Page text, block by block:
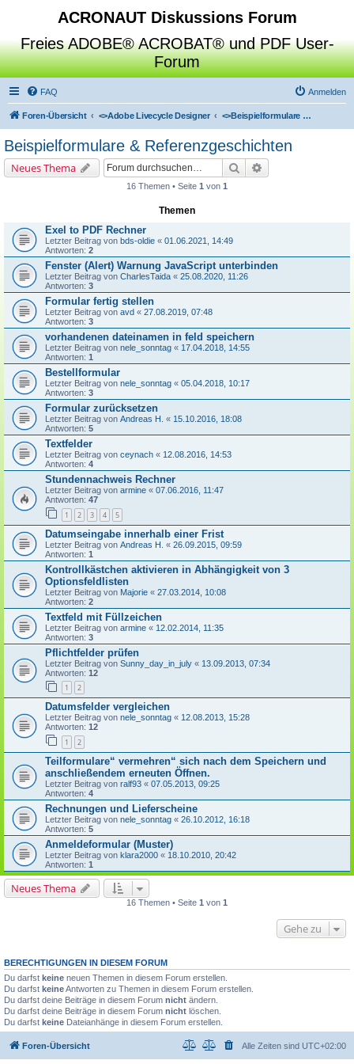
ACRONAUT Diskussions Forum
Freies ADOBE® ACROBAT® und PDF User-
Forum
FAQ Anmelden
Foren-Übersicht <>Adobe Livecycle Designer <>Beispielformulare & Referenzgeschichten
Beispielformulare & Referenzgeschichten
Neues Thema Suche
16 Themen • Seite 1 von 1
Themen
Exel to PDF Rechner
Letzter Beitrag von bds-oldie « 01.06.2021, 14:49
Antworten: 2
Fenster (Alert) Warnung JavaScript unterbinden
Letzter Beitrag von CharlesTaida « 25.08.2020, 11:26
Antworten: 3
Formular fertig stellen
Letzter Beitrag von avd « 27.08.2019, 07:48
Antworten: 3
vorhandenen dateinamen in feld speichern
Letzter Beitrag von nele_sonntag « 17.04.2018, 14:55
Antworten: 1
Bestellformular
Letzter Beitrag von nele_sonntag « 05.04.2018, 10:17
Antworten: 3
Formular zurücksetzen
Letzter Beitrag von Andreas H. « 15.10.2016, 18:08
Antworten: 5
Textfelder
Letzter Beitrag von ceynach « 12.08.2016, 14:53
Antworten: 4
Stundennachweis Rechner
Letzter Beitrag von armine « 07.06.2016, 11:47
Antworten: 47
1 2 3 4 5
Datumseingabe innerhalb einer Frist
Letzter Beitrag von Andreas H. « 26.09.2015, 09:59
Antworten: 1
Kontrollkästchen aktivieren in Abhängigkeit von 3
Optionsfeldlisten
Letzter Beitrag von Majorie « 27.03.2014, 10:08
Antworten: 2
Textfeld mit Füllzeichen
Letzter Beitrag von armine « 12.02.2014, 11:35
Antworten: 3
Pflichtfelder prüfen
Letzter Beitrag von Sunny_day_in_july « 13.09.2013, 07:34
Antworten: 12
1 2
Datumsfelder vergleichen
Letzter Beitrag von nele_sonntag « 12.08.2013, 15:28
Antworten: 12
1 2
Teilformulare“ vermehren“ sich nach dem Speichern und
anschließendem erneuten Öffnen.
Letzter Beitrag von ralf93 « 07.05.2013, 09:25
Antworten: 4
Rechnungen und Lieferscheine
Letzter Beitrag von nele_sonntag « 26.10.2012, 16:18
Antworten: 5
Anmeldeformular (Muster)
Letzter Beitrag von klara2000 « 18.10.2010, 20:42
Antworten: 1
Neues Thema
16 Themen • Seite 1 von 1
Gehe zu
BERECHTIGUNGEN IN DIESEM FORUM
Du darfst keine neuen Themen in diesem Forum erstellen.
Du darfst keineAntworten zu Themen in diesem Forum erstellen.
Du darfst deine Beiträge in diesem Forum nicht ändern.
Du darfst deine Beiträge in diesem Forum nicht löschen.
Du darfst keine Dateianhänge in diesem Forum erstellen.
Foren-Übersicht Alle Zeiten sind UTC+02:00